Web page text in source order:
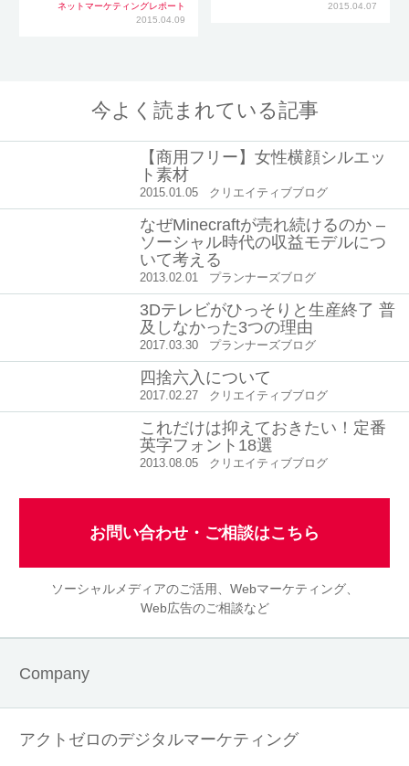
ネットマーケティングレポート
2015.04.09
2015.04.07
今よく読まれている記事
【商用フリー】女性横顔シルエッ
ト素材
2015.01.05 クリエイティブブログ
なぜMinecraftが売れ続けるのか –
ソーシャル時代の収益モデルにつ
いて考える
2013.02.01 プランナーズブログ
3Dテレビがひっそりと生産終了 普
及しなかった3つの理由
2017.03.30 プランナーズブログ
四捨六入について
2017.02.27 クリエイティブブログ
これだけは抑えておきたい！定番
英字フォント18選
2013.08.05 クリエイティブブログ
お問い合わせ・ご相談はこちら
ソーシャルメディアのご活用、Webマーケティング、
Web広告のご相談など
Company
アクトゼロのデジタルマーケティング